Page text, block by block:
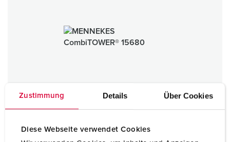
Zustimmung Details Über Cookies
Diese Webseite verwendet Cookies